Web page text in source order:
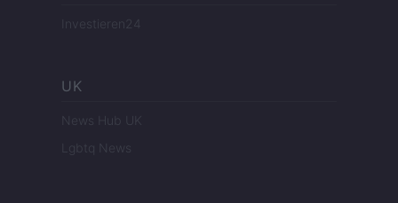
Investieren24
UK
News Hub UK
Lgbtq News